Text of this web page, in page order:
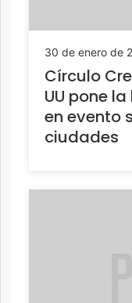
30 de enero de
Círculo
UU pone
en evento
ciudades